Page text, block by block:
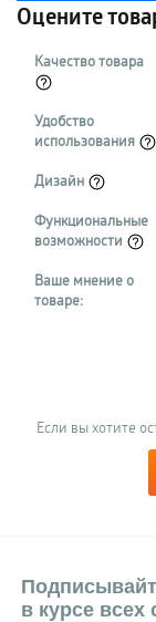
Оцените
Качество товара
Удобство
использования
Дизайн
Функциональные
возможности
Ваше мнение о
товаре:
Если вы хотите
в курсе всех